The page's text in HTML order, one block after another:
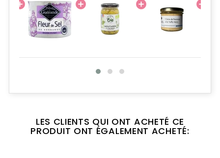
LES CLIENTS QUI ONT ACHETÉ CE
PRODUIT ONT ÉGALEMENT ACHETÉ: